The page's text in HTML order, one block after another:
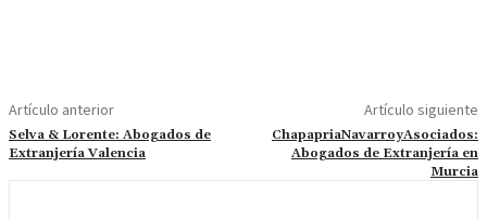
Artículo anterior
Selva & Lorente: Abogados de
Extranjería Valencia
Artículo siguiente
ChapapriaNavarroyAsociados:
Abogados de Extranjería en
Murcia